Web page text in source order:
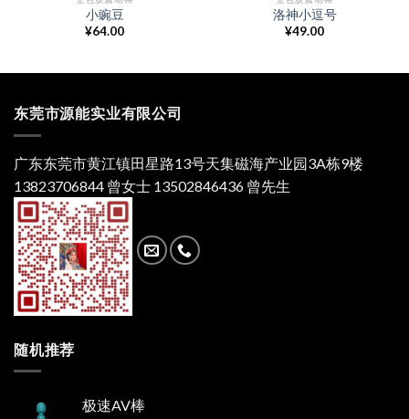
小豌豆
¥64.00
洛神小逗号
¥49.00
东莞市源能实业有限公司
广东东莞市黄江镇田星路13号天集磁海产业园3A栋9楼
13823706844 曾女士 13502846436 曾先生
随机推荐
极速AV棒